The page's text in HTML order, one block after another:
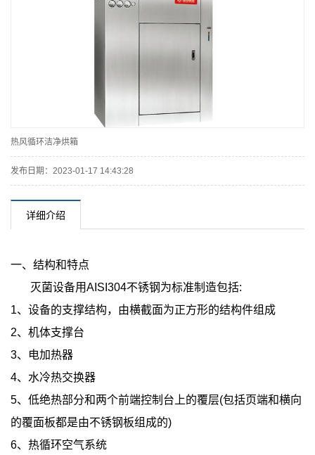
热风循环洁净烘箱
发布日期：2023-01-17 14:43:28
详细介绍
一、结构和特点
灭菌设备用AISI304不锈钢为标准制造包括:
1、设备的支撑结构，由横截面为正方形的结构件组成
2、机体支撑台
3、电加热器
4、水冷热交换器
5、低绝热部分和两个前端控制台上的覆层(包括页端和横向
的覆面板都是由不锈钢板组成的)
6、热循环空气系统